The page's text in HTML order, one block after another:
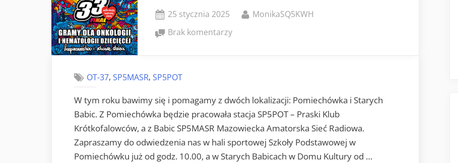
Posted
on
25 stycznia 2025 By
MonikaSQ5KWH
Brak komentarzydo
OT-37,SP5MASR,SP5POT
W tym roku bawimy się i pomagamy z dwóch lokalizacji: Pomiechówka i Starych
Babic. Z Pomiechówka będzie pracowała stacja SP5POT – Praski Klub
Krótkofalowców, a z Babic SP5MASR Mazowiecka Amatorska Sieć Radiowa.
Zapraszamy do odwiedzenia nas w hali sportowej Szkoły Podstawowej w
Pomiechówku już od godz. 10.00, a w Starych Babicach w Domu Kultury od …